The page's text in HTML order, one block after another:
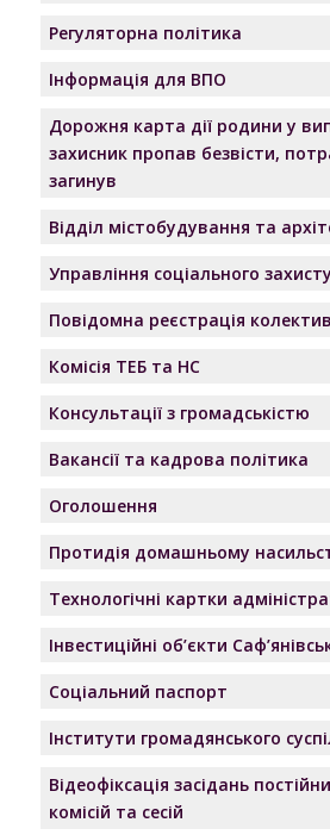
Регуляторна політика
Інформація для ВПО
Дорожня карта дії родини у
захисник пропав безвісти,
загинув
Відділ містобудування та
Управління соціального
Повідомна реєстрація
Комісія ТЕБ та НС
Консультації з громадськістю
Вакансії та кадрова політика
Оголошення
Протидія домашньому
Технологічні картки
Інвестиційні об’єкти
Соціальний паспорт
Інститути громадянського
Відеофіксація засідань
комісій та сесій